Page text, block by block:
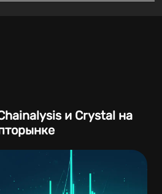
и Crystal на